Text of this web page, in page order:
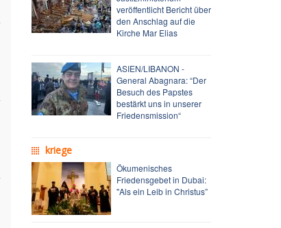
veröffentlicht Bericht über
den Anschlag auf die
Kirche Mar Elias
ASIEN/LIBANON -
General Abagnara: “Der
Besuch des Papstes
bestärkt uns in unserer
Friedensmission“
kriege
Ökumenisches
Friedensgebet in Dubai:
"Als ein Leib in Christus”